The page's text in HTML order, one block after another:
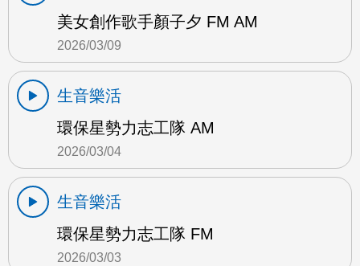
美女創作歌手顏子夕 FM AM
2026/03/09
生音樂活
環保星勢力志工隊 AM
2026/03/04
生音樂活
環保星勢力志工隊 FM
2026/03/03